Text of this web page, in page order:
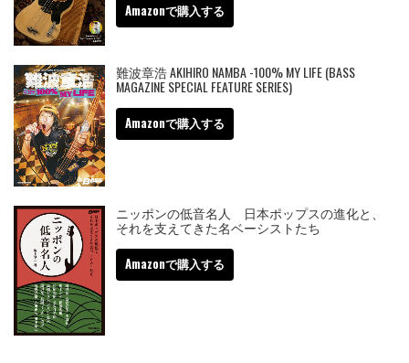
Amazonで購入する
難波章浩 AKIHIRO NAMBA -100% MY LIFE (BASS
MAGAZINE SPECIAL FEATURE SERIES)
Amazonで購入する
ニッポンの低音名人 日本ポップスの進化と、
それを支えてきた名ベーシストたち
Amazonで購入する